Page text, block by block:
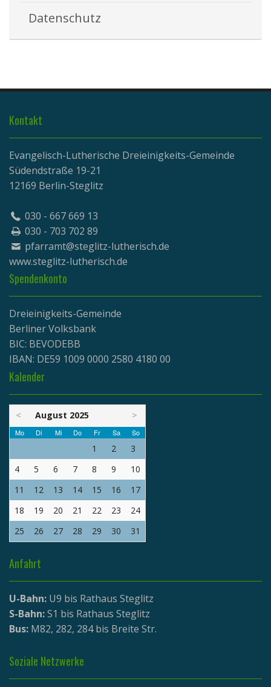
Datenschutz
Kontakt
Evangelisch-Lutherische Dreieinigkeits-Gemeinde
Südendstraße 19-21
12169 Berlin-Steglitz
030 - 667 669 13
030 - 703 702 89
pfarramt@steglitz-lutherisch.de
www.steglitz-lutherisch.de
Spendenkonto
Dreieinigkeits-Gemeinde
Berliner Volksbank
BIC: BEVODEBB
IBAN: DE59 1009 0000 2580 4180 00
Kalender
< August 2025 >
Mo Di Mi Do Fr Sa So
1 2
3
4
5 6 7 8 9
10
11
12 13 14 15 16
17
18
19 20 21 22 23
24
25
26 27 28 29 30 31
Anfahrt
U-Bahn: U9 bis Rathaus Steglitz
S-Bahn:S1 bis Rathaus Steglitz
Bus: M82, 282, 284 bis Breite Str.
Soziale Netzwerke